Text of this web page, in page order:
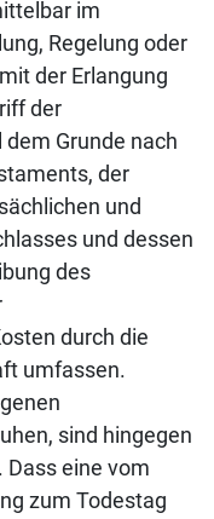
im
Regelung oder
der Erlangung
der
Grunde nach
der
und
und dessen
des
durch die
umfassen.
sind hingegen
eine vom
zum Todestag